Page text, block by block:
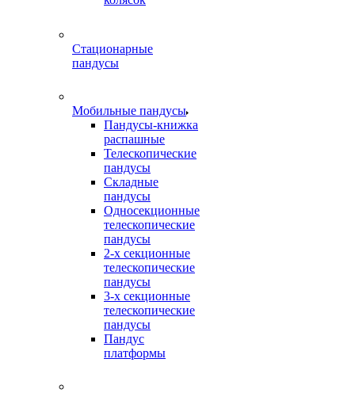
Стационарные
пандусы
Мобильные пандусы
Пандусы-книжка
распашные
Телескопические
пандусы
Складные
пандусы
Односекционные
телескопические
пандусы
2-х секционные
телескопические
пандусы
3-х секционные
телескопические
пандусы
Пандус
платформы